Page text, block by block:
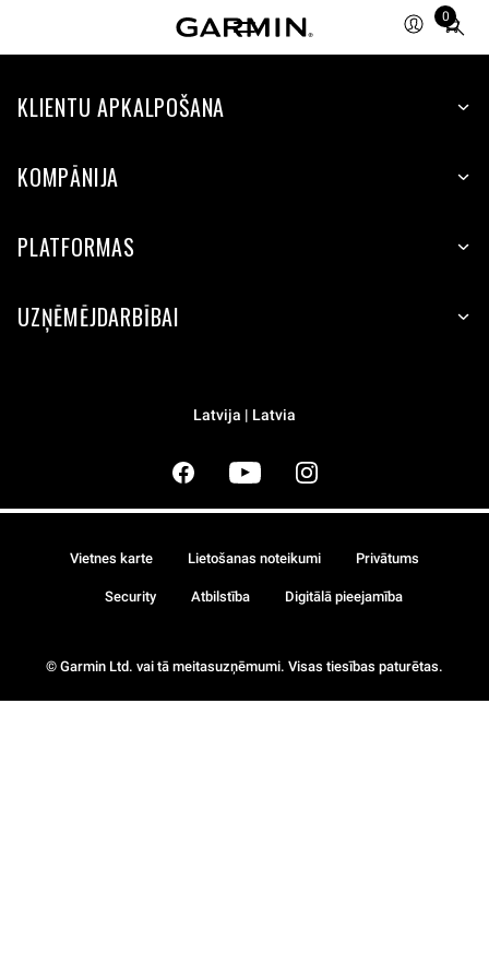
0
Total
KLIENTU APKALPOŠANA
KOMPĀNIJA
PLATFORMAS
UZŅĒMĒJDARBĪBAI
Latvija | Latvia
© Garmin Ltd. vai tā meitasuzņēmumi. Visas tiesības paturētas.
Vietnes karte Lietošanas noteikumi Privātums
Security Atbilstība Digitālā pieejamība